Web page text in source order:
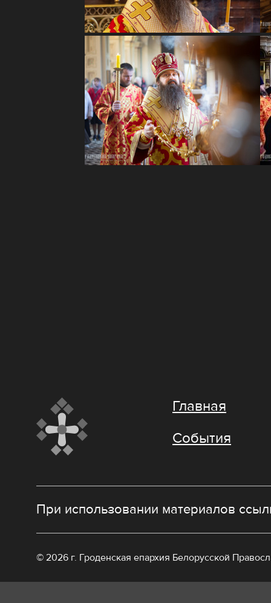
Главная
События
При использовании материалов
© 2026 г. Гроденская епархия Белорусской